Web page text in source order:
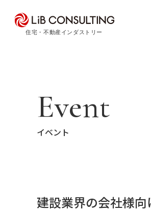
プロジェクト事例
Case Study
サービス
Service
トピックス
Topics
プロジェクト事例
トピックス
03-6281-9596
Event
イベント
建設業界の会社様向